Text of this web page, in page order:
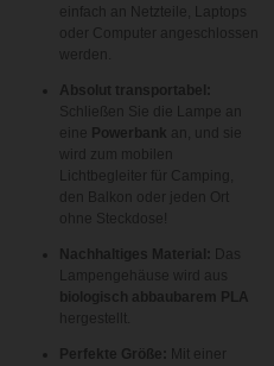
einfach an Netzteile, Laptops
oder Computer angeschlossen
werden.
Absolut transportabel:
Schließen Sie die Lampe an
eine Powerbank an, und sie
wird zum mobilen
Lichtbegleiter für Camping,
den Balkon oder jeden Ort
ohne Steckdose!
Nachhaltiges Material:
Das
Lampengehäuse wird aus
biologisch abbaubarem PLA
hergestellt.
Perfekte Größe:
Mit einer